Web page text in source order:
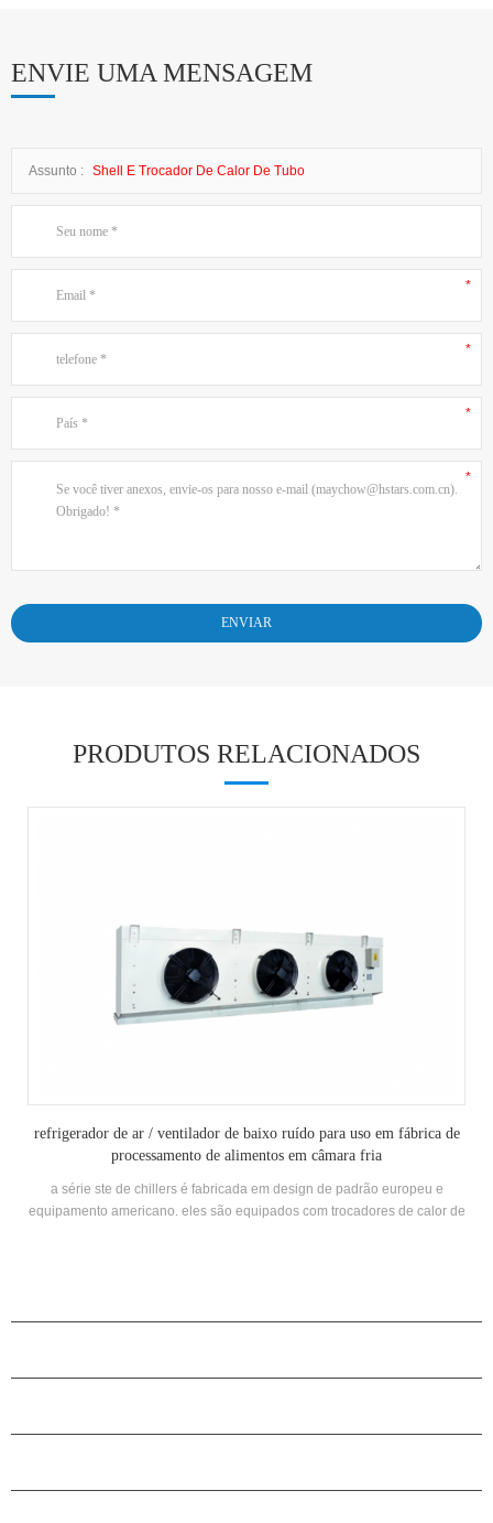
ENVIE UMA MENSAGEM
Assunto : Shell E Trocador De Calor De Tubo
PRODUTOS RELACIONADOS
refrigerador de ar / ventilador de baixo ruído para uso em fábrica de
processamento de alimentos em câmara fria
a série ste de chillers é fabricada em design de padrão europeu e
equipamento americano. eles são equipados com trocadores de calor de
baixa temperatura.